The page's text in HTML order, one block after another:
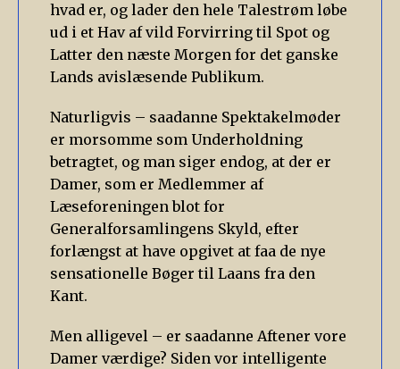
hvad er, og lader den hele Talestrøm løbe
ud i et Hav af vild Forvirring til Spot og
Latter den næste Morgen for det ganske
Lands avislæsende Publikum.
Naturligvis – saadanne Spektakelmøder
er morsomme som Underholdning
betragtet, og man siger endog, at der er
Damer, som er Medlemmer af
Læseforeningen blot for
Generalforsamlingens Skyld, efter
forlængst at have opgivet at faa de nye
sensationelle Bøger til Laans fra den
Kant.
Men alligevel – er saadanne Aftener vore
Damer værdige? Siden vor intelligente